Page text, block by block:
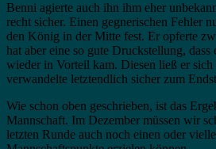
Benni agierte auch ihn ihm eher
recht sicher. Einen gegnerischen Fehler
den König in der Mitte fest. Er opferte
hat aber eine so gute Druckstellung,
wieder in Vorteil kam. Diesen ließ er sich
verwandelte letztendlich sicher zum
Wie schon oben geschrieben, ist das
Mannschaft. Im Dezember müssen wir
letzten Runde auch noch einen oder